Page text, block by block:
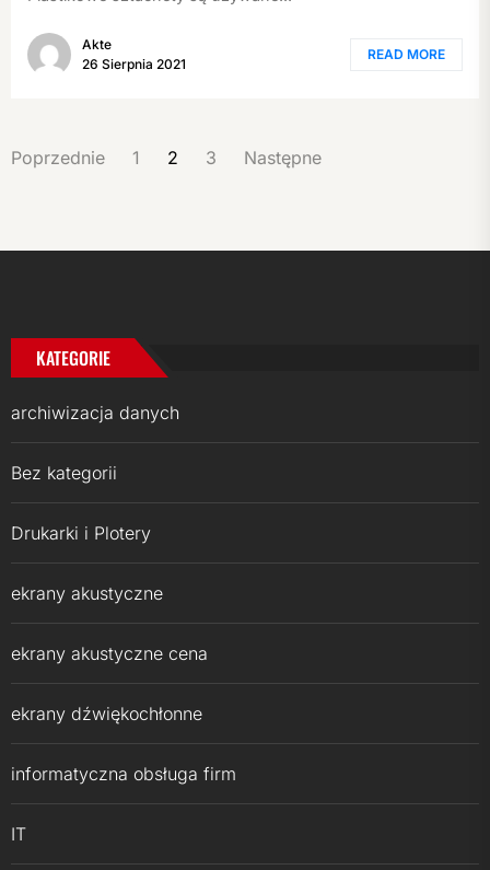
Akte
26 Sierpnia 2021
READ MORE
STRONICOWANIE
Poprzednie 1 2 3 Następne
KATEGORIE
archiwizacja danych
Bez kategorii
Drukarki i Plotery
ekrany akustyczne
ekrany akustyczne cena
ekrany dźwiękochłonne
informatyczna obsługa firm
IT